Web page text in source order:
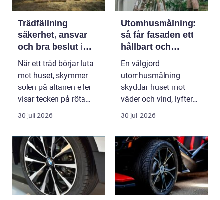
Trädfällning
säkerhet, ansvar
och bra beslut i
trädgården
När ett träd börjar luta
mot huset, skymmer
solen på altanen eller
visar tecken på röta
uppstår ofta...
30 juli 2026
Utomhusmålning:
så får fasaden ett
hållbart och
vackert resultat
En välgjord
utomhusmålning
skyddar huset mot
väder och vind, lyfter
helhetsintrycket...
30 juli 2026